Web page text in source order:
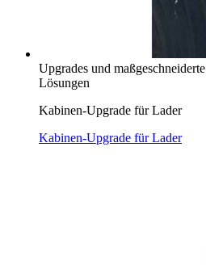
Upgrades und maßgeschneiderte
Lösungen
Kabinen-Upgrade für Lader
Kabinen-Upgrade für Lader